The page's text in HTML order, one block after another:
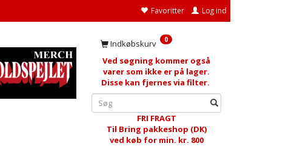
Favoritter Log ind
Indkøbskurv 0
Ved søgning kommer også
varer som ikke er på lager.
Disse kan fjernes via filter.
FRI FRAGT
Til Bring pakkeshop (DK)
ved køb for min. kr. 800